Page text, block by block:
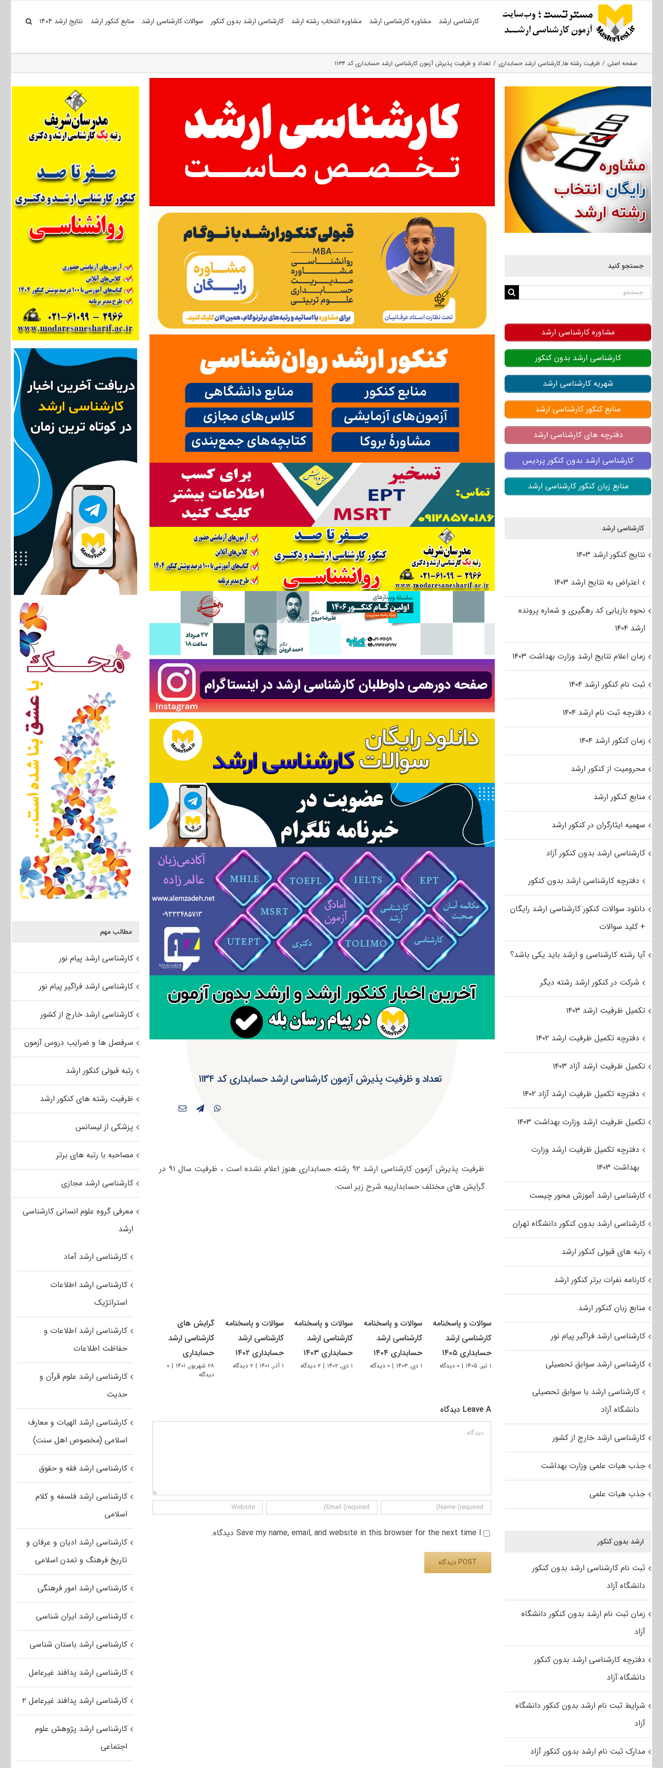
کارشناسی ارشد مشاوره کارشناسی ارشد مشاوره انتخاب رشته ارشد کارشناسی ارشد بدون کنکور سوالات کارشناسی ارشد منابع کنکور ارشد نتایج ارشد ۱۴۰۴
صفحه اصلی ظرفیت رشته ها کارشناسی ارشد حسابداری تعداد و ظرفیت پذیرش آزمون کارشناسی ارشد حسابداری کد ۱۱۳۴
تعداد و ظرفیت پذیرش آزمون کارشناسی ارشد حسابداری کد ۱۱۳۴
ظرفیت پذیرش آزمون کارشناسی ارشد ۹۲ رشته حسابداری هنوز اعلام نشده است ، ظرفیت سال ۹۱ در
گرایش های مختلف حسابداریبه شرح زیر است:
سوالات و پاسخنامه
کارشناسی ارشد
حسابداری ۱۴۰۵
۱ تیر, ۱۴۰۵ | ۰ دیدگاه
سوالات و پاسخنامه
کارشناسی ارشد
حسابداری ۱۴۰۴
۱ دی, ۱۴۰۳ | ۰ دیدگاه
سوالات و پاسخنامه
کارشناسی ارشد
حسابداری ۱۴۰۳
۱ دی, ۱۴۰۲ | ۲ دیدگاه
سوالات و پاسخنامه
کارشناسی ارشد
حسابداری ۱۴۰۲
۱ آذر, ۱۴۰۱ | ۲ دیدگاه
گرایش های
کارشناسی ارشد
حسابداری
۲۸ شهریور, ۱۴۰۱ | ۰
دیدگاه
Leave A دیدگاه
دیدگاه
Save my name, email, and website in this browser for the next time I دیدگاه.
مطالب مهم
کارشناسی ارشد پیام نور
کارشناسی ارشد فراگیر پیام نور
کارشناسی ارشد خارج از کشور
سرفصل ها و ضرایب دروس آزمون
رتبه قبولی کنکور ارشد
ظرفیت رشته های کنکور ارشد
پزشکی از لیسانس
مصاحبه با رتبه های برتر
کارشناسی ارشد مجازی
معرفی گروه علوم انسانی کارشناسی
ارشد
کارشناسی ارشد آماد
کارشناسی ارشد اطلاعات
استراتژیک
کارشناسی ارشد اطلاعات و
حفاظت اطلاعات
کارشناسی ارشد علوم قرآن و
حدیث
کارشناسی ارشد الهیات و معارف
اسلامی (مخصوص اهل سنت)
کارشناسی ارشد فقه و حقوق
کارشناسی ارشد فلسفه و کلام
اسلامی
کارشناسی ارشد ادیان و عرفان و
تاریخ فرهنگ و تمدن اسلامی
کارشناسی ارشد امور فرهنگی
کارشناسی ارشد ایران شناسی
کارشناسی ارشد باستان شناسی
کارشناسی ارشد پدافند غیرعامل
کارشناسی ارشد پدافند غیرعامل ۲
کارشناسی ارشد پژوهش علوم
اجتماعی
جستجو کنید
جستجو
مشاوره کارشناسی ارشد
کارشناسی ارشد بدون کنکور
شهریه کارشناسی ارشد
منابع کنکور کارشناسی ارشد
دفترچه های کارشناسی ارشد
کارشناسی ارشد بدون کنکور پردیس
منابع زبان کنکور کارشناسی ارشد
کارشناسی ارشد
نتایج کنکور ارشد ۱۴۰۳
اعتراض به نتایج ارشد ۱۴۰۳
نحوه بازیابی کد رهگیری و شماره پرونده
ارشد ۱۴۰۴
زمان اعلام نتایج ارشد وزارت بهداشت ۱۴۰۳
ثبت نام کنکور ارشد ۱۴۰۴
دفترچه ثبت نام ارشد ۱۴۰۴
زمان کنکور ارشد ۱۴۰۴
محرومیت از کنکور ارشد
منابع کنکور ارشد
سهمیه ایثارگران در کنکور ارشد
کارشناسی ارشد بدون کنکور آزاد
دفترچه کارشناسی ارشد بدون کنکور
دانلود سوالات کنکور کارشناسی ارشد رایگان
+ کلید سوالات
آیا رشته کارشناسی و ارشد باید یکی باشد؟
شرکت در کنکور ارشد رشته دیگر
تکمیل ظرفیت ارشد ۱۴۰۳
دفترچه تکمیل ظرفیت ارشد ۱۴۰۲
تکمیل ظرفیت ارشد آزاد ۱۴۰۳
دفترچه تکمیل ظرفیت ارشد آزاد ۱۴۰۲
تکمیل ظرفیت ارشد وزارت بهداشت ۱۴۰۳
دفترچه تکمیل ظرفیت ارشد وزارت
بهداشت ۱۴۰۳
کارشناسی ارشد آموزش محور چیست
کارشناسی ارشد بدون کنکور دانشگاه تهران
رتبه های قبولی کنکور ارشد
کارنامه نفرات برتر کنکور ارشد
منابع زبان کنکور ارشد
کارشناسی ارشد فراگیر پیام نور
کارشناسی ارشد سوابق تحصیلی
کارشناسی ارشد با سوابق تحصیلی
دانشگاه آزاد
کارشناسی ارشد خارج از کشور
جذب هیات علمی وزارت بهداشت
جذب هیات علمی
ارشد بدون کنکور
ثبت نام کارشناسی ارشد بدون کنکور
دانشگاه آزاد
زمان ثبت نام ارشد بدون کنکور دانشگاه
آزاد
دفترچه کارشناسی ارشد بدون کنکور
دانشگاه آزاد
شرایط ثبت نام ارشد بدون کنکور دانشگاه
آزاد
مدارک ثبت نام ارشد بدون کنکور آزاد